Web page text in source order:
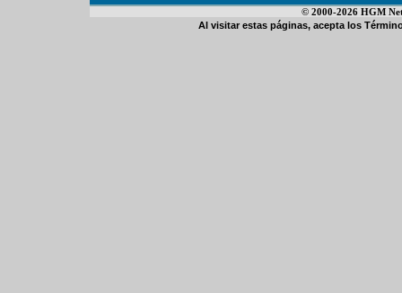
© 2000-2026 HGM
Al visitar estas páginas, acepta los